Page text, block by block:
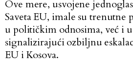
Ove mere, usvojene
Saveta EU, imale su trenutne
u političkim odnosima, već i
signalizirajući ozbiljnu
EU i Kosova.